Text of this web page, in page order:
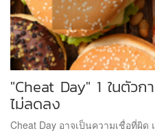
"Cheat Day" 1 ในตัวก
ไม่ลดลง
Cheat Day อาจเป็นความเชื่อที่ผิ